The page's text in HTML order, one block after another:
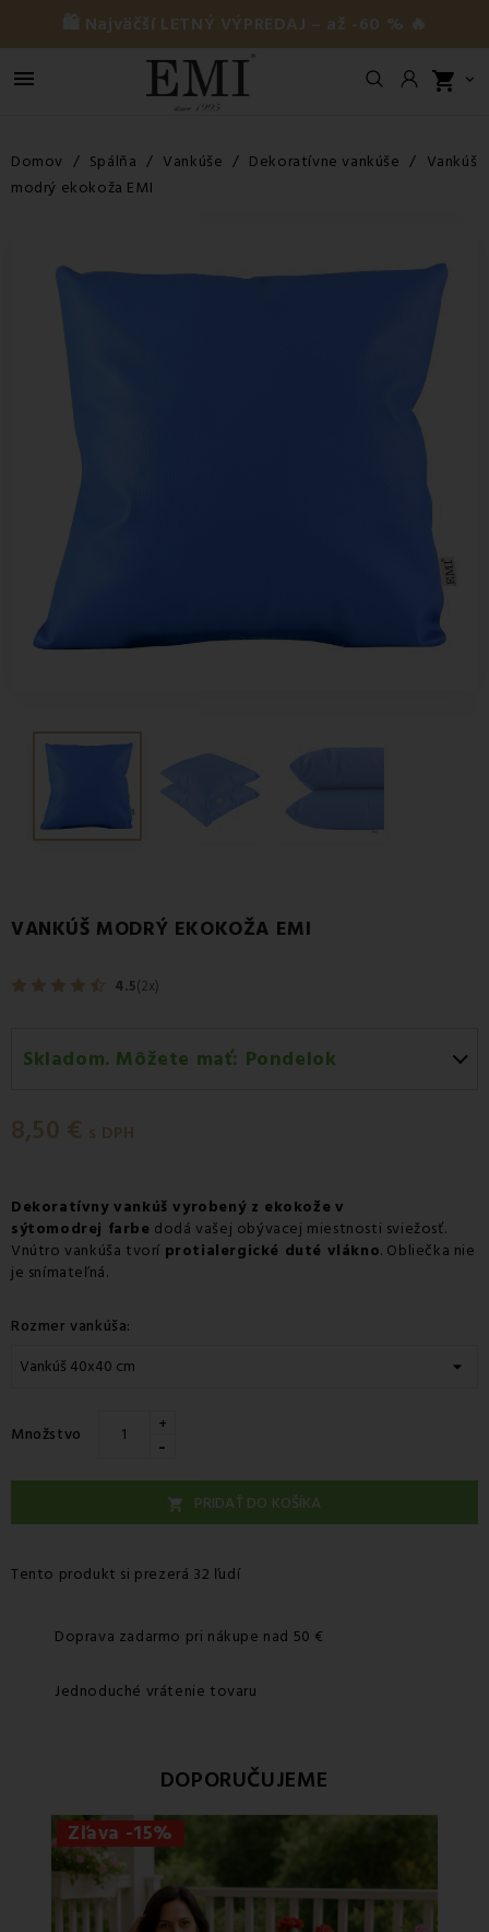
🛍️ Najväčší LETNÝ VÝPREDAJ – až -60 % 🔥
 shopping_cart 
Domov Spálňa Vankúše Dekoratívne vankúše
Vankúš
modrý ekokoža EMI
VANKÚŠ MODRÝ EKOKOŽA EMI
4.5(2x)
Skladom. Môžete mať: Pondelok
Pondelok 10.08
Pondelok 10.08 -Osobný odber v odbernom mieste
GLS
8,50 € s DPH
Dekoratívny vankúš vyrobený z ekokože v
sýtomodrej farbe dodá vašej obývacej miestnosti sviežosť.
Vnútro vankúša tvorí protialergické duté vlákno. Obliečka nie
je snímateľná.
Rozmer vankúša:
Množstvo +
-
 PRIDAŤ DO KOŠÍKA
Tento produkt si prezerá 32 ľudí
Doprava zadarmo pri nákupe nad 50 €
Jednoduché vrátenie tovaru
DOPORUČUJEME
Zľava -15%